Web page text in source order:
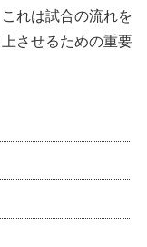
れは試合の流れを
させるための重要